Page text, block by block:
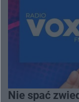
Nie spać